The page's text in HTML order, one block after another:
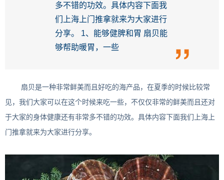
多不错的功效。具体内容下面我
们上海上门推拿就来为大家进行
分享。 1、能够健脾和胃 扇贝能
够帮助暖胃，一些
扇贝是一种非常鲜美而且好吃的海产品，在夏季的时候比较常
见，我们大家可以在这个时候来吃一些，不仅仅非常的鲜美而且还对
于大家的身体健康还有非常多不错的功效。具体内容下面我们上海上
门推拿就来为大家进行分享。